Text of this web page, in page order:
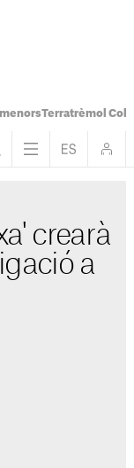
Terratrèmol
crearà
a